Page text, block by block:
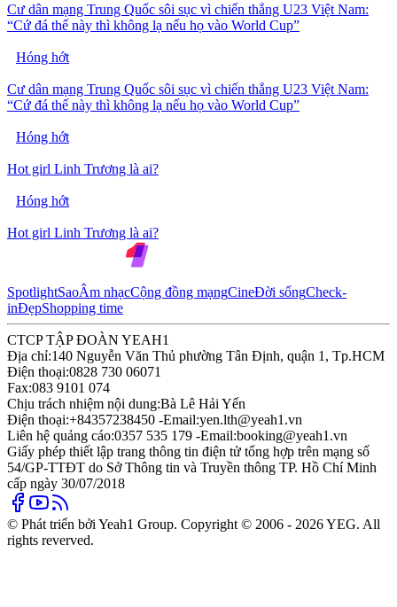
Cư dân mạng Trung Quốc sôi sục vì chiến thắng U23 Việt Nam:
“Cứ đá thế này thì không lạ nếu họ vào World Cup”
Hóng hớt
Cư dân mạng Trung Quốc sôi sục vì chiến thắng U23 Việt Nam:
“Cứ đá thế này thì không lạ nếu họ vào World Cup”
Hóng hớt
Hot girl Linh Trương là ai?
Hóng hớt
Hot girl Linh Trương là ai?
SpotlightSaoÂm nhạcCộng đồng mạngCineĐời sốngCheck-
inĐẹpShopping time
CTCP TẬP ĐOÀN YEAH1
Địa chỉ:140 Nguyễn Văn Thủ phường Tân Định, quận 1, Tp.HCM
Điện thoại:0828 730 06071
Fax:083 9101 074
Chịu trách nhiệm nội dung:Bà Lê Hải Yến
Điện thoại:+84357238450 -Email:yen.lth@yeah1.vn
Liên hệ quảng cáo:0357 535 179 -Email:booking@yeah1.vn
Giấy phép thiết lập trang thông tin điện tử tổng hợp trên mạng số
54/GP-TTĐT do Sở Thông tin và Truyền thông TP. Hồ Chí Minh
cấp ngày 30/07/2018
© Phát triển bởi Yeah1 Group. Copyright © 2006 - 2026 YEG. All
rights reverved.